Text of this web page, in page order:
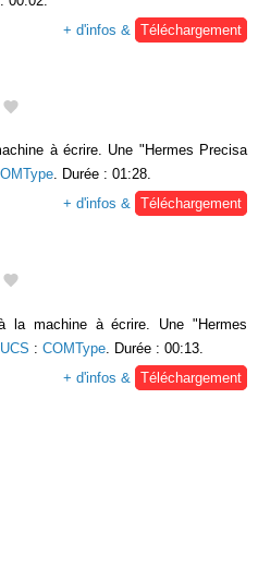
+ d'infos &
Téléchargement
à écrire. Une "Hermes Precisa
. Durée : 01:28.
+ d'infos & Téléchargement
la machine à écrire. Une "Hermes
: COMType. Durée : 00:13.
+ d'infos & Téléchargement